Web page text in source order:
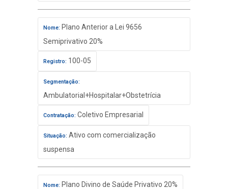
Nome: Plano Anterior a Lei 9656
Semiprivativo 20%
Registro: 100-05
Segmentação:
Ambulatorial+Hospitalar+Obstetrícia
Contratação: Coletivo Empresarial
Situação: Ativo com comercialização
suspensa
Nome: Plano Divino de Saúde Privativo 20%